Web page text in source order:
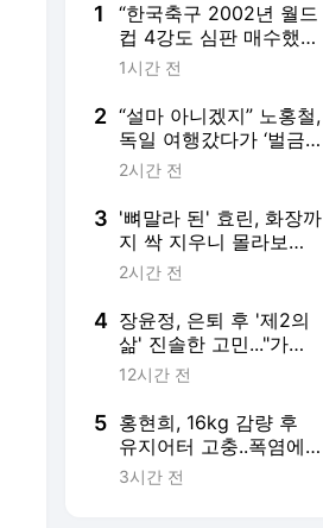
1
“한국축구 2002년 월드
컵 4강도 심판 매수했
나?” 성접대 스캔들에
신 비화되나
1시간 전
2 “설마 아니겠지” 노홍철,
독일 여행갔다가 ‘벌금
23만+택시비 42만원’
2시간 전
3 '뼈말라 된' 효린, 화장까
지 싹 지우니 몰라보겠
네..딴 사람인 줄 [핫피
2시간 전
4 장윤정, 은퇴 후 '제2의
삶' 진솔한 고민..."가수
그만두면 뭘로 살까"
12시간 전
5 홍현희, 16kg 감량 후
유지어터 고충..폭염에
도 못 쉰다
3시간 전